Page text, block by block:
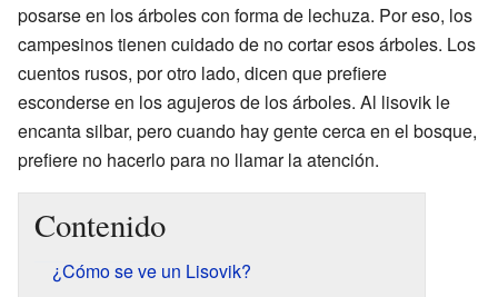
posarse en los árboles con forma de lechuza. Por eso, los
campesinos tienen cuidado de no cortar esos árboles. Los
cuentos rusos, por otro lado, dicen que prefiere
esconderse en los agujeros de los árboles. Al lisovik le
encanta silbar, pero cuando hay gente cerca en el bosque,
prefiere no hacerlo para no llamar la atención.
Contenido
¿Cómo se ve un Lisovik?